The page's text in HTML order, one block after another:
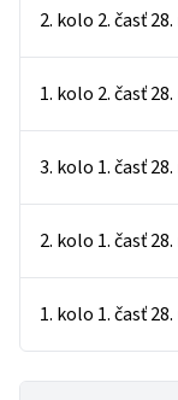
2. kolo 2. časť
1. kolo 2. časť
3. kolo 1. časť
2. kolo 1. časť
1. kolo 1. časť